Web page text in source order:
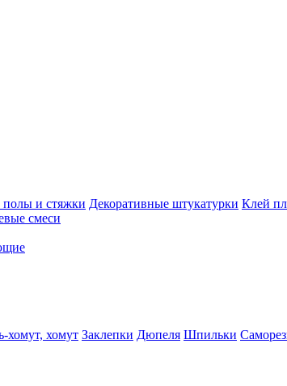
и стяжки Декоративные штукатурки Клей
смеси
хомут, хомут Заклепки Дюпеля Шпильки